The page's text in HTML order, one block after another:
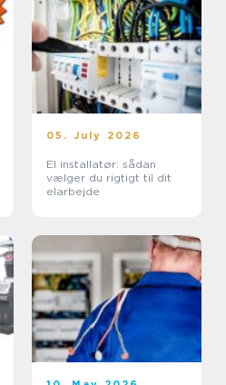
05. July 2026
El installatør: sådan
vælger du rigtigt til dit
elarbejde